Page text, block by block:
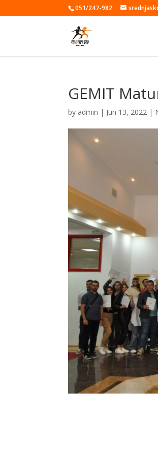
051/247-982
GEMIT
by admin | Jun 13, 2022 |